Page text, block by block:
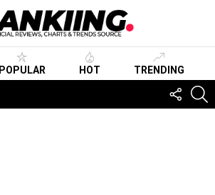
POPULAR HOT TRENDING
US